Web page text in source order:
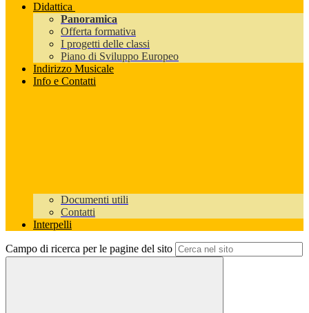
Didattica
Panoramica
Offerta formativa
I progetti delle classi
Piano di Sviluppo Europeo
Indirizzo Musicale
Info e Contatti
Documenti utili
Contatti
Interpelli
Campo di ricerca per le pagine del sito